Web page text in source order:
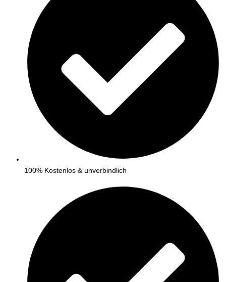
100% Kostenlos & unverbindlich